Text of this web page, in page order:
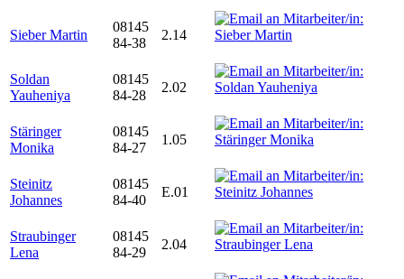
Sieber Martin
08145
84-38
2.14
Soldan
Yauheniya
08145
84-28
2.02
Stäringer
Monika
08145
84-27
1.05
Steinitz
Johannes
08145
84-40
E.01
Straubinger
Lena
08145
84-29
2.04